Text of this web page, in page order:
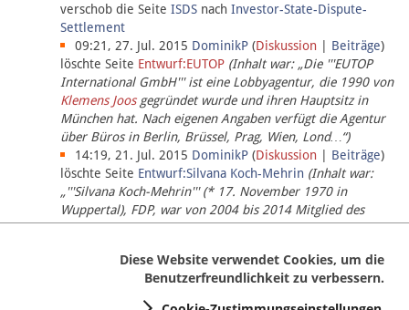
Impressum
verschob die Seite ISDS nach Investor-State-Dispute-
Settlement
09:21, 27. Jul. 2015 DominikP (Diskussion Beiträge)
löschte Seite Entwurf:EUTOP (Inhalt war: „Die '''EUTOP
International GmbH''' ist eine Lobbyagentur, die 1990 von
Klemens Joosgegründet wurde und ihren Hauptsitz in
München hat. Nach eigenen Angaben verfügt die Agentur
über Büros in Berlin, Brüssel, Prag, Wien, Lond…“)
14:19, 21. Jul. 2015 DominikP (Diskussion Beiträge)
löschte Seite Entwurf:Silvana Koch-Mehrin (Inhalt war:
„'''Silvana Koch-Mehrin''' (* 17. November 1970 in
Wuppertal), FDP, war von 2004 bis 2014 Mitglied des
Europäischen Parlaments, seit November 2014 ist sie für
Diese Website verwendet Cookies, um die
Benutzerfreundlichkeit zu verbessern.